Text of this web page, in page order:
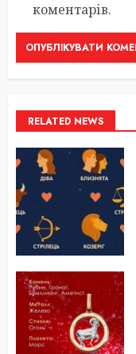
коментарів.
RELATED NEWS